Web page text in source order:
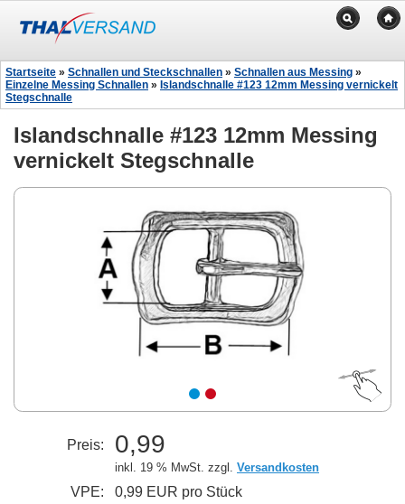
Startseite » Schnallen und Steckschnallen » Schnallen aus Messing »
Einzelne Messing Schnallen » Islandschnalle #123 12mm Messing vernickelt
Stegschnalle
Islandschnalle #123 12mm Messing
vernickelt Stegschnalle
Preis: 0,99
inkl. 19 % MwSt. zzgl. Versandkosten
VPE:
0,99 EUR pro Stück